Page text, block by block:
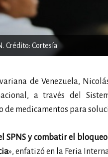
Crédito: Cortesía
de Venezuela,
a través del
medicamentos para
SPNS y combatir el
», enfatizó en la Feria